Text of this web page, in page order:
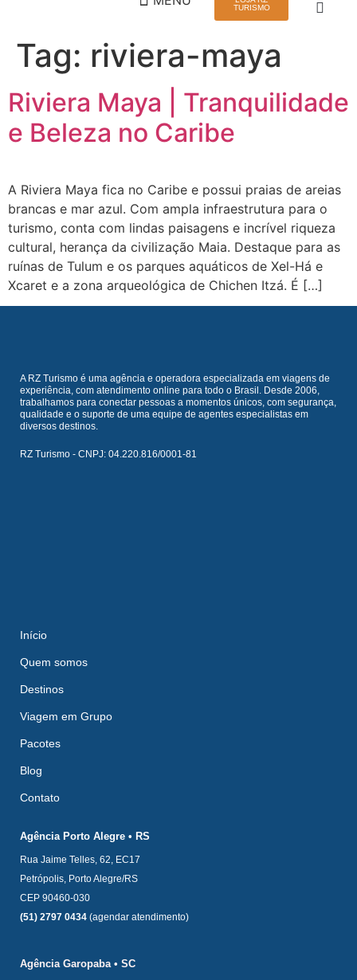
TURISMO
Tag: riviera-maya
Riviera Maya | Tranquilidade
e Beleza no Caribe
A Riviera Maya fica no Caribe e possui praias de areias
brancas e mar azul. Com ampla infraestrutura para o
turismo, conta com lindas paisagens e incrível riqueza
cultural, herança da civilização Maia. Destaque para as
ruínas de Tulum e os parques aquáticos de Xel-Há e
Xcaret e a zona arqueológica de Chichen Itzá. É […]
A RZ Turismo é uma agência e operadora especializada em viagens de
experiência, com atendimento online para todo o Brasil. Desde 2006,
trabalhamos para conectar pessoas a momentos únicos, com segurança,
qualidade e o suporte de uma equipe de agentes especialistas em
diversos destinos.
RZ Turismo - CNPJ: 04.220.816/0001-81
Início
Quem somos
Destinos
Viagem em Grupo
Pacotes
Blog
Contato
Agência Porto Alegre • RS
Rua Jaime Telles, 62, EC17
Petrópolis, Porto Alegre/RS
CEP 90460-030
(51) 2797 0434 (agendar atendimento)
Agência Garopaba • SC